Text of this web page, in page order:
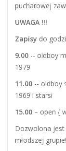
pucharowej
UWAGA !!!
Zapisy do
9.00 -- oldboy
1979
11.00 -- oldboy
1969 i starsi
15.00 – open {
Dozwolona
młodszej grupie!